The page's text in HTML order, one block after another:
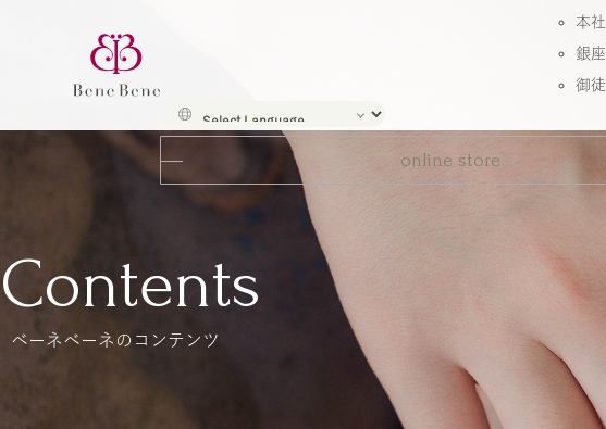
本
銀
御
online store
Contents
ベーネベーネのコンテンツ